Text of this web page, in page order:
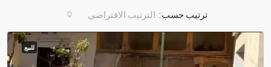
ترتيب حسب: الترتيب الافتراضي
للبيع